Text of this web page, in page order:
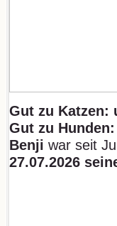
Gut zu Katzen:
Gut zu
Benji war seit
27.07.2026